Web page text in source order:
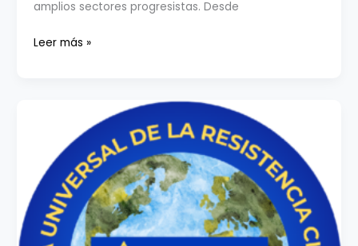
amplios sectores progresistas. Desde
La
antitrumpismo
Leer más »